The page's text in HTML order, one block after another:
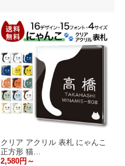
クリア アクリル 表札 にゃんこ
正方形 猫…
2,580円～